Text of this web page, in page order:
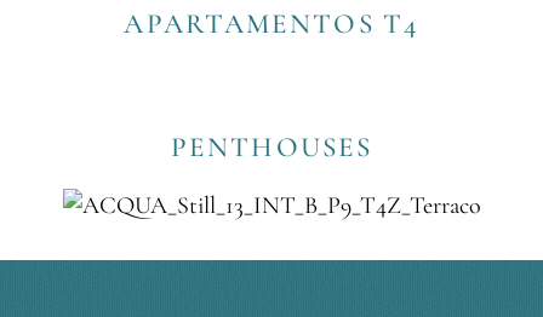
APARTAMENTOS T4
PENTHOUSES